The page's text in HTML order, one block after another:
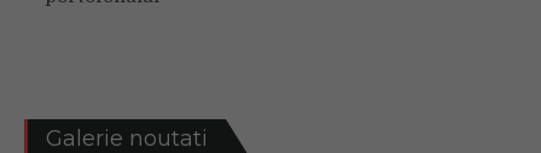
Galerie noutati